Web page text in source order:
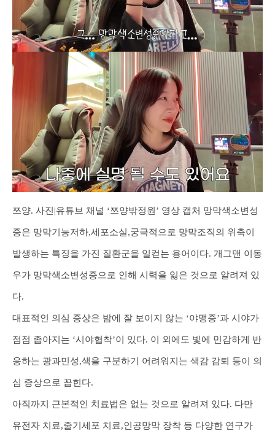
쯔양. 사진|유튜브 채널 ‘쯔양밖정원’ 영상 캡처 망막색소변성
증은 망막기능저하,세포소실,궁극적으로 망막조직의 위축이
발생하는 특징을 가진 질환군을 일컫는 용어이다. 개그맨 이동
우가 망막색소변성증으로 인해 시력을 잃은 것으로 알려져 있
다.
대표적인 의심 증상은 밤에 잘 보이지 않는 ‘야맹증’과 시야가
점점 좁아지는 ‘시야협착’이 있다. 이 외에도 빛에 민감하게 반
응하는 광과민성,색을 구분하기 어려워지는 색감 감퇴 등이 의
심 증상으로 꼽힌다.
아직까지 근본적인 치료법은 없는 것으로 알려져 있다. 다만
유전자 치료,줄기세포 치료,인공망막 장착 등 다양한 연구가